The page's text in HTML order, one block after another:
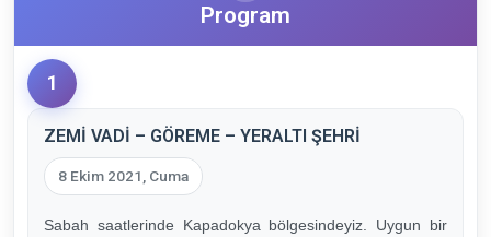
Program
1
ZEMİ VADİ – GÖREME – YERALTI ŞEHRİ
8 Ekim 2021, Cuma
Sabah saatlerinde Kapadokya bölgesindeyiz. Uygun bir